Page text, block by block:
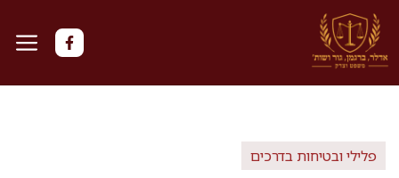
לדלג
לתוכן
פלילי ובטיחות בדרכים